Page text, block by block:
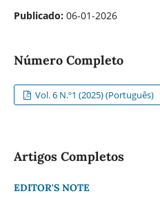
Publicado: 06-01-2026
Número Completo
Vol. 6 N.º1 (2025) (Português)
Artigos Completos
EDITOR'S NOTE